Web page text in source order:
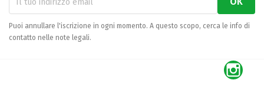
Puoi annullare l'iscrizione in ogni momento. A questo scopo, cerca le info di
contatto nelle note legali.